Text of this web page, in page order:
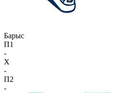
Барыс
П1
-
X
-
П2
-